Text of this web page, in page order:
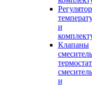
и
Клапаны
и